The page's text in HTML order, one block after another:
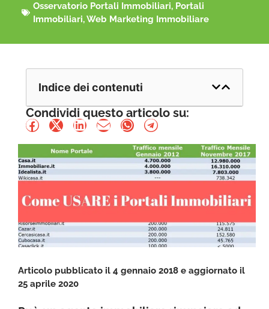
Osservatorio Portali Immobiliari, Portali
Immobiliari,Web Marketing Immobiliare
Indice dei contenuti
Condividi questo articolo su:
Articolo pubblicato il 4 gennaio 2018 e aggiornato il
25 aprile 2020